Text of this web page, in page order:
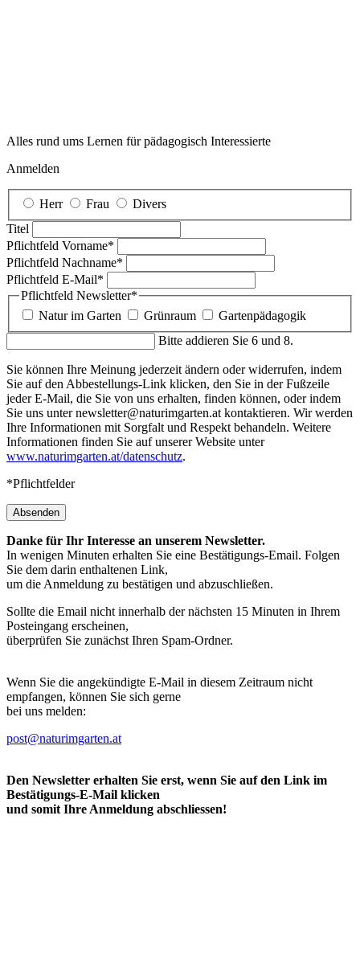
Alles rund ums Lernen für pädagogisch Interessierte
Anmelden
Herr Frau
Divers
Titel
Pflichtfeld Vorname*
Pflichtfeld Nachname*
Pflichtfeld E-Mail*
Pflichtfeld Newsletter*
Natur im Garten
Grünraum
Gartenpädagogik
Bitte addieren Sie 6 und 8.
Sie können Ihre Meinung jederzeit ändern oder widerrufen, indem
Sie auf den Abbestellungs-Link klicken, den Sie in der Fußzeile
jeder E-Mail, die Sie von uns erhalten, finden können, oder indem
Sie uns unter newsletter@naturimgarten.at kontaktieren. Wir werden
Ihre Informationen mit Sorgfalt und Respekt behandeln. Weitere
Informationen finden Sie auf unserer Website unter
www.naturimgarten.at/datenschutz.
*Pflichtfelder
Absenden
Danke für Ihr Interesse an unserem Newsletter.
In wenigen Minuten erhalten Sie eine Bestätigungs-Email. Folgen
Sie dem darin enthaltenen Link,
um die Anmeldung zu bestätigen und abzuschließen.
Sollte die Email nicht innerhalb der nächsten 15 Minuten in Ihrem
Posteingang erscheinen,
überprüfen Sie zunächst Ihren Spam-Ordner.
Wenn Sie die angekündigte E-Mail in diesem Zeitraum nicht
empfangen, können Sie sich gerne
bei uns melden:
post@naturimgarten.at
Den Newsletter erhalten Sie erst, wenn Sie auf den Link im
Bestätigungs-E-Mail klicken
und somit Ihre Anmeldung abschliessen!